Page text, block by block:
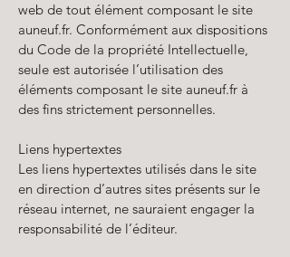
web de tout élément composant le site
auneuf.fr. Conformément aux dispositions
du Code de la propriété Intellectuelle,
seule est autorisée l’utilisation des
éléments composant le site auneuf.fr à
des fins strictement personnelles.
Liens hypertextes
Les liens hypertextes utilisés dans le site
en direction d’autres sites présents sur le
réseau internet, ne sauraient engager la
responsabilité de l’éditeur.